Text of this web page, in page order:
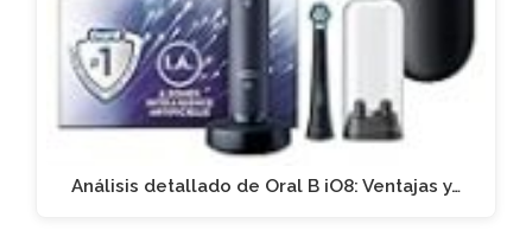
Análisis detallado de Oral B iO8: Ventajas y…